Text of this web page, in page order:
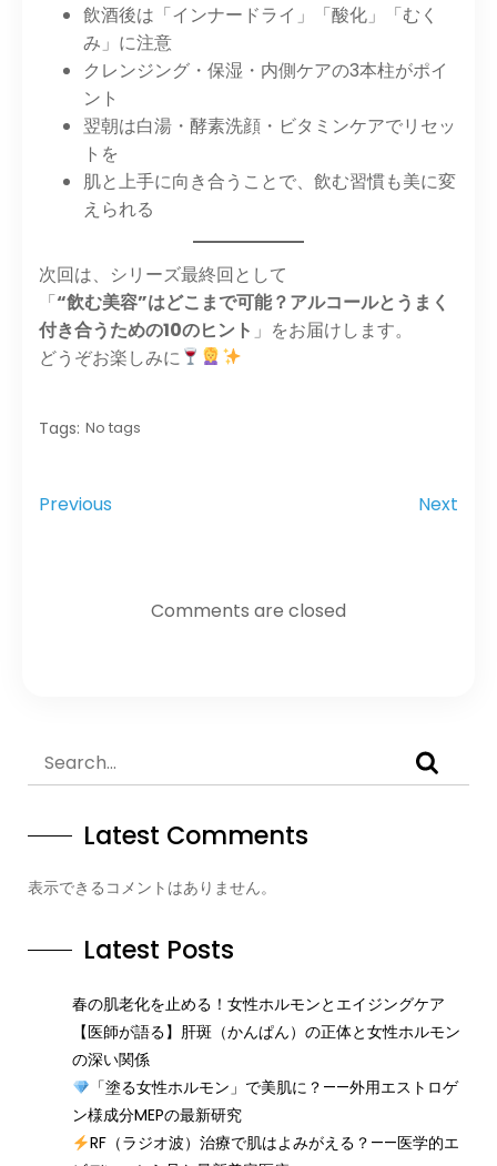
飲酒後は「インナードライ」「酸化」「むく
み」に注意
クレンジング・保湿・内側ケアの3本柱がポイ
ント
翌朝は白湯・酵素洗顔・ビタミンケアでリセッ
トを
肌と上手に向き合うことで、飲む習慣も美に変
えられる
次回は、シリーズ最終回として
「“飲む美容”はどこまで可能？アルコールとうまく
付き合うための10のヒント 」をお届けします。
どうぞお楽しみに
Tags: No tags
Previous Next
Comments are closed
Latest Comments
表示できるコメントはありません。
Latest Posts
春の肌老化を止める！女性ホルモンとエイジングケア
【医師が語る】肝斑（かんぱん）の正体と女性ホルモン
の深い関係
「塗る女性ホルモン」で美肌に？——外用エストロゲ
ン様成分MEPの最新研究
RF（ラジオ波）治療で肌はよみがえる？——医学的エ